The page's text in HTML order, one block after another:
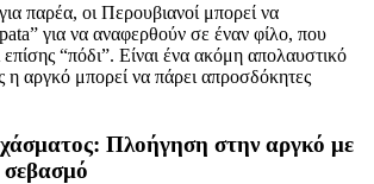
παρέα, οι Περουβιανοί μπορεί να
για να αναφερθούν σε έναν φίλο, που
“πόδι”. Είναι ένα ακόμη απολαυστικό
η αργκό μπορεί να πάρει απροσδόκητες
Πλοήγηση στην αργκό με
σεβασμό